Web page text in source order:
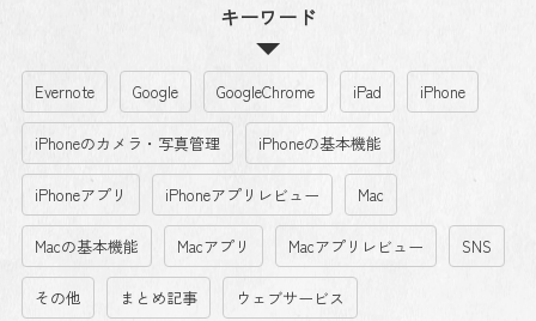
キーワード
Evernote Google GoogleChrome iPad iPhone
iPhoneのカメラ・写真管理 iPhoneの基本機能
iPhoneアプリ iPhoneアプリレビュー Mac
Macの基本機能 Macアプリ Macアプリレビュー SNS
その他 まとめ記事 ウェブサービス